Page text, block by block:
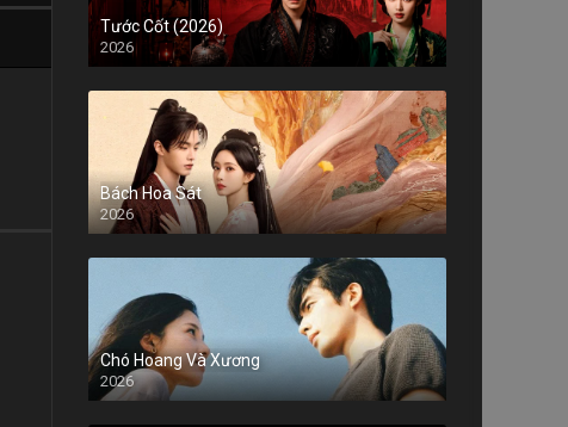
Tước Cốt (2026)
2026
Bách Hoa Sát
2026
Chó Hoang Và Xương
2026